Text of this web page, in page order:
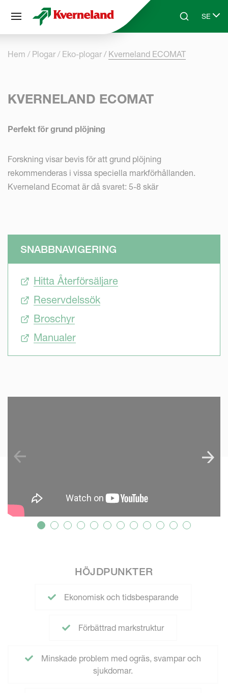
Skip to main contentSearchSE
Select
Hem Plogar Eko-plogar Kverneland ECOMAT
KVERNELAND ECOMAT
Perfekt för grund plöjning
Forskning visar bevis för att grund plöjning
rekommenderas i vissa speciella markförhållanden.
Kverneland Ecomat är då svaret: 5-8 skär
SNABBNAVIGERING
Hitta Återförsäljare
Reservdelssök
Broschyr
Manualer
HÖJDPUNKTER
Ekonomisk och tidsbesparande
Förbättrad markstruktur
Minskade problem med ogräs, svampar och
sjukdomar.
Cookie- hanteringspanel